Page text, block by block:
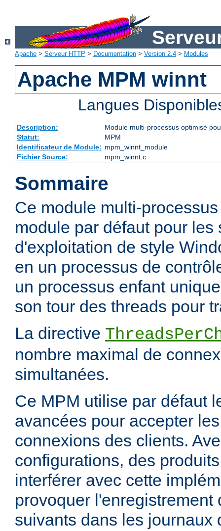
Apache > Serveur HTTP > Documentation > Version 2.4 > Modules
Apache MPM winnt
Langues
Description:
Module multi-processus optimisé
Statut:
MPM
Identificateur de Module: mpm_winnt_module
Fichier Source:
mpm_winnt.c
Sommaire
Ce module multi-
module par défaut pour les
d'exploitation de style
en un processus de
un processus enfant
son tour des threads pour
La directive
nombre maximal de
simultanées.
Ce MPM utilise par défaut
avancées pour accepter
connexions des clients.
configurations, des
interférer avec cette
provoquer l'enregistrement
suivants dans les journaux